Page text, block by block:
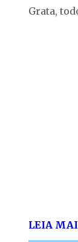
Grata,
LEIA